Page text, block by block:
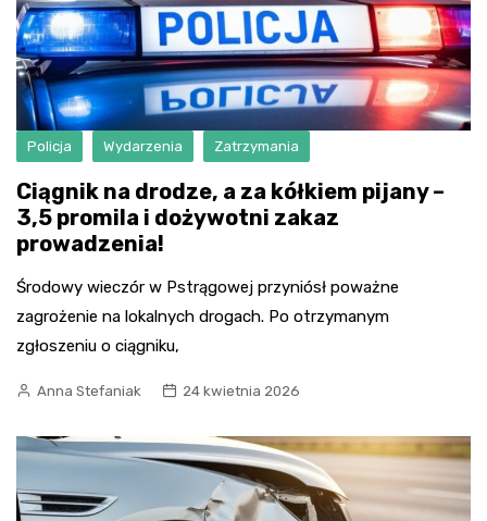
Policja Wydarzenia Zatrzymania
Ciągnik na drodze, a za kółkiem pijany –
3,5 promila i dożywotni zakaz
prowadzenia!
Środowy wieczór w Pstrągowej przyniósł poważne
zagrożenie na lokalnych drogach. Po otrzymanym
zgłoszeniu o ciągniku,
Anna Stefaniak 24 kwietnia 2026